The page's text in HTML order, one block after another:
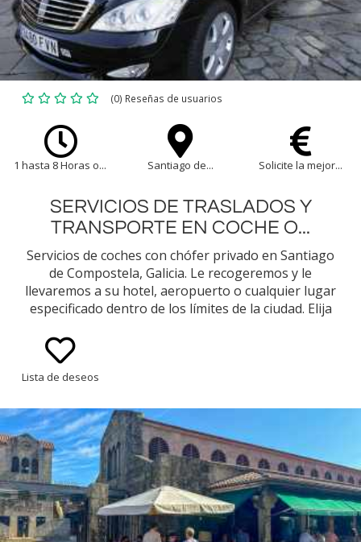
(0) Reseñas de usuarios
1 hasta 8 Horas o... Santiago de... Solicite la mejor...
SERVICIOS DE TRASLADOS Y
TRANSPORTE EN COCHE O...
Servicios de coches con chófer privado en Santiago
de Compostela, Galicia. Le recogeremos y le
llevaremos a su hotel, aeropuerto o cualquier lugar
especificado dentro de los límites de la ciudad. Elija
Mercedes Benz Clase E Sedán, Minivan)
Lista de deseos